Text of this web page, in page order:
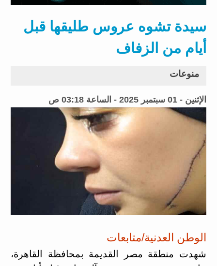
سيدة تشوه عروس طليقها قبل
أيام من الزفاف
منوعات
الإثنين - 01 سبتمبر 2025 - الساعة 03:18 ص
الوطن العدنية/متابعات
شهدت منطقة مصر القديمة بمحافظة القاهرة،